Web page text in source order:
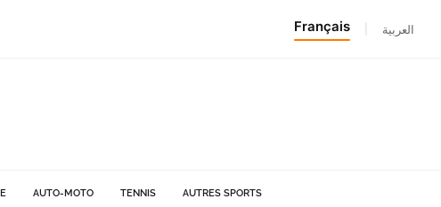
Français العربية
AUTO-MOTO TENNIS AUTRES SPORTS